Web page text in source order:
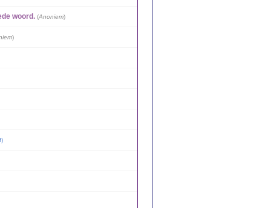
woord. (Anoniem)
)
)